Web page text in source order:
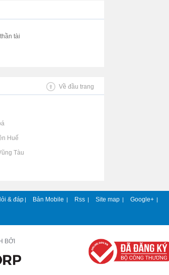
tài
Về đầu trang
Huế
Tàu
& đáp | Bản Mobile | Rss | Site map | Google+ |
BỞI